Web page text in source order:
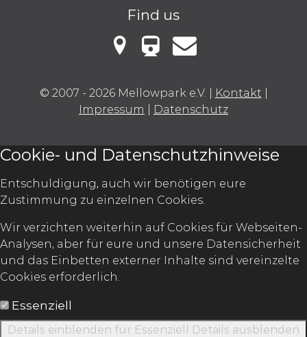
Find us
VBB Fahrinfo
© 2007 - 2026 Mellowpark e.V. Kontakt
Impressum
Datenschutz
Cookie- und Datenschutzhinweise
Entschuldigung, auch wir benötigen eure
Zustimmung zu einzelnen Cookies.
Wir verzichten weiterhin auf Cookies für Webseiten-
Analysen, aber für eure und unsere Datensicherheit
und das Einbetten externer Inhalte sind vereinzelte
Cookies erforderlich.
Essenziell
Details einblenden für Essenziell
Details ausblenden